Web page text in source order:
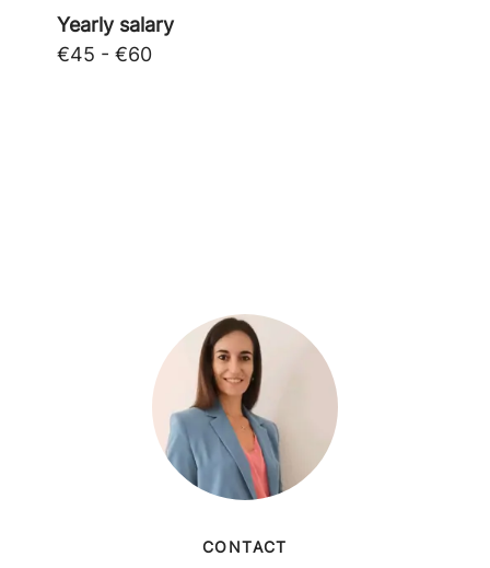
Yearly salary
€45 - €60
CONTACT